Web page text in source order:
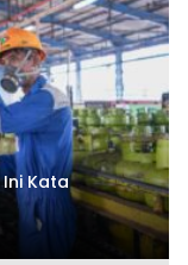
Ini Kata